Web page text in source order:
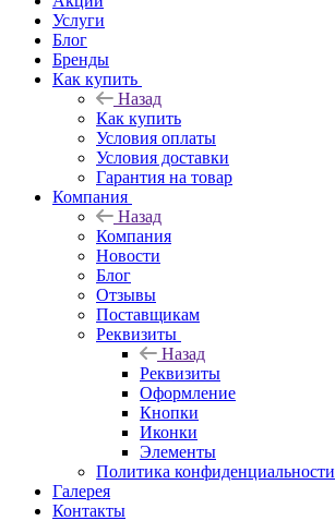
Услуги
Блог
Бренды
Как купить
Назад
Как купить
Условия оплаты
Условия доставки
Гарантия на товар
Компания
Назад
Компания
Новости
Блог
Отзывы
Поставщикам
Реквизиты
Назад
Реквизиты
Оформление
Кнопки
Иконки
Элементы
Политика конфиденциальности
Галерея
Контакты